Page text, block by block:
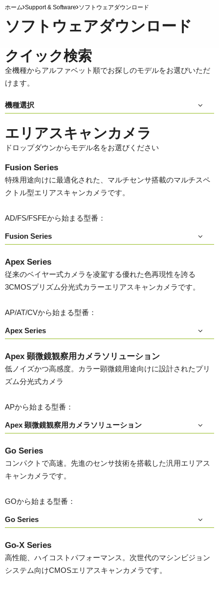
ホーム Support & Software ソフトウェアダウンロード
ソフトウェアダウンロード
クイック検索
全機種からアルファベット順でお探しのモデルをお選びいただ
けます。
機種選択
エリアスキャンカメラ
ドロップダウンからモデル名をお選びください
Fusion Series
特殊用途向けに最適化された、マルチセンサ搭載のマルチスペ
クトル型エリアスキャンカメラです。
AD/FS/FSFEから始まる型番：
Fusion Series
Apex Series
従来のベイヤー式カメラを凌駕する優れた色再現性を誇る
3CMOSプリズム分光式カラーエリアスキャンカメラです。
AP/AT/CVから始まる型番：
Apex Series
Apex 顕微鏡観察用カメラソリューション
低ノイズかつ高感度。カラー顕微鏡用途向けに設計されたプリ
ズム分光式カメラ
APから始まる型番：
Apex 顕微鏡観察用カメラソリューション
Go Series
コンパクトで高速。先進のセンサ技術を搭載した汎用エリアス
キャンカメラです。
GOから始まる型番：
Go Series
Go-X Series
高性能、ハイコストパフォーマンス。次世代のマシンビジョン
システム向けCMOSエリアスキャンカメラです。